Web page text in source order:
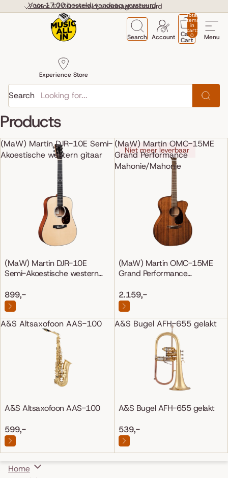
Voor 17:00 besteld, vandaag verstuurd
Voor 17:00 besteld, vandaag verstuurd
Menu
Search
Experience Store
Account
Total
items
in
cart:
0
Cart
Cart
Search
Products
(MaW) Martin DJR-10E Semi-
Akoestische western gitaar
(MaW) Martin DJR-10E
Semi-Akoestische western
899,-
(MaW) Martin OMC-15ME
Grand Performance
Mahonie/Mahonie
Niet meer leverbaar
(MaW) Martin OMC-15ME
Grand Performance
2.159,-
A&S Altsaxofoon AAS-100
A&S Altsaxofoon AAS-100
599,-
A&S Bugel AFH-655 gelakt
A&S Bugel AFH-655 gelakt
539,-
Home